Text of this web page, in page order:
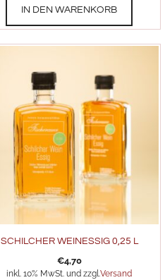
IN DEN WARENKORB
SCHILCHER WEINESSIG 0,25 L
€4,70
inkl. 10% MwSt. und zzgl.Versand